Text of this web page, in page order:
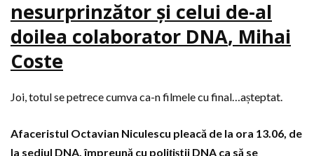
nesurprinzător și celui de-al
doilea colaborator DNA, Mihai
Coste
Joi, totul se petrece cumva ca-n filmele cu final…așteptat.
Afaceristul Octavian Niculescu pleacă de la ora 13.06, de
la sediul DNA, împreună cu polițiștii DNA ca să se